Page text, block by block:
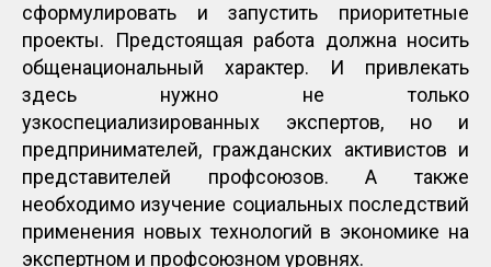
сформулировать и запустить приоритетные
проекты. Предстоящая работа должна носить
общенациональный характер. И привлекать
здесь нужно не только
узкоспециализированных экспертов, но и
предпринимателей, гражданских активистов и
представителей профсоюзов. А также
необходимо изучение социальных последствий
применения новых технологий в экономике на
экспертном и профсоюзном уровнях.